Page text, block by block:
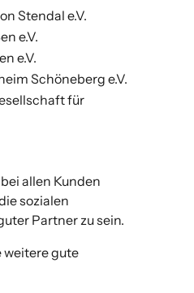
Stendal e.V.
e.V.
e.V.
Schöneberg e.V.
für
allen Kunden
sozialen
Partner zu sein.
weitere gute